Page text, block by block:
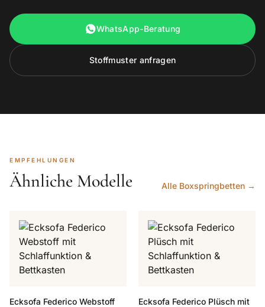
WhatsApp-Beratung
Stoffmuster anfragen
EMPFEHLUNGEN
Ähnliche Modelle Alle Boxspringbetten →
Ecksofa Federico Webstoff
Ecksofa Federico Plüsch mit